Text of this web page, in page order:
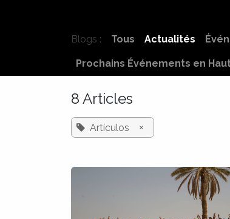
Blogs : Tous Actualités
Prochains Événements en
8 Articles
Artículos ×